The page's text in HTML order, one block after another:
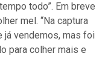
todo”. Em breve
mel. “Na captura
já vendemos, mas foi
para colher mais e